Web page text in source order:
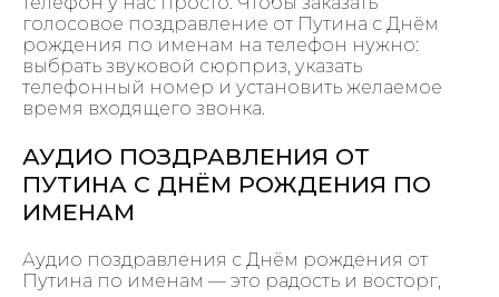
голосовое поздравление от Путина с Днём
рождения по именам на телефон нужно:
выбрать звуковой сюрприз, указать
телефонный номер и установить желаемое
время входящего звонка.
АУДИО ПОЗДРАВЛЕНИЯ ОТ
ПУТИНА С ДНЁМ РОЖДЕНИЯ ПО
ИМЕНАМ
Аудио поздравления с Днём рождения от
Путина по именам — это радость и восторг,